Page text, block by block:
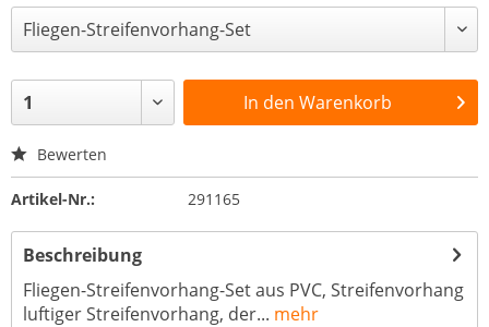
In den Warenkorb
Bewerten
Artikel-Nr.: 291165
Beschreibung
Fliegen-Streifenvorhang-Set aus PVC, Streifenvorhang
luftiger Streifenvorhang, der... mehr